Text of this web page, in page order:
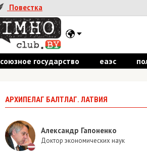
Повестка
союзное государство еаэс
АРХИПЕЛАГ БАЛТЛАГ. ЛАТВИЯ
Александр Гапоненко
Доктор экономических наук